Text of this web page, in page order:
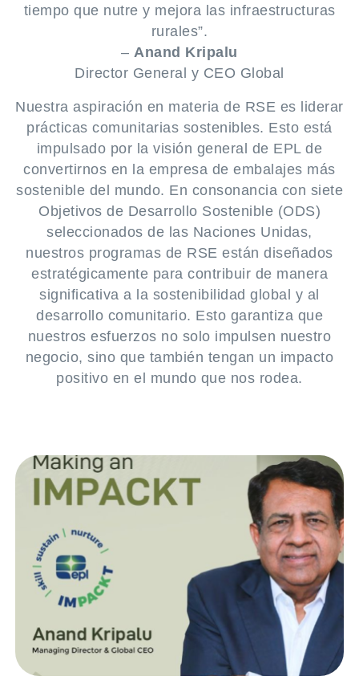
tiempo que nutre y mejora las infraestructuras
rurales”.
–Anand Kripalu
Director General y CEO Global
Nuestra aspiración en materia de RSE es liderar
prácticas comunitarias sostenibles. Esto está
impulsado por la visión general de EPL de
convertirnos en la empresa de embalajes más
sostenible del mundo. En consonancia con siete
Objetivos de Desarrollo Sostenible (ODS)
seleccionados de las Naciones Unidas,
nuestros programas de RSE están diseñados
estratégicamente para contribuir de manera
significativa a la sostenibilidad global y al
desarrollo comunitario. Esto garantiza que
nuestros esfuerzos no solo impulsen nuestro
negocio, sino que también tengan un impacto
positivo en el mundo que nos rodea.